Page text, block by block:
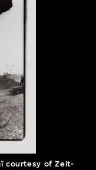
courtesy of Zeit-
世纪视觉